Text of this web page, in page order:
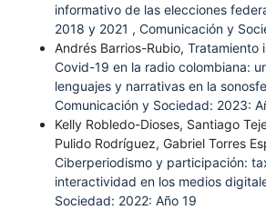
informativo de las elecciones
2018 y 2021 , Comunicación y
Andrés Barrios-Rubio, Tratamiento
Covid-19 en la radio colombiana:
lenguajes y narrativas en la
Comunicación y Sociedad: 2023:
Kelly Robledo-Dioses, Santiago
Pulido Rodríguez, Gabriel Torres
Ciberperiodismo y participación:
interactividad en los medios
Sociedad: 2022: Año 19